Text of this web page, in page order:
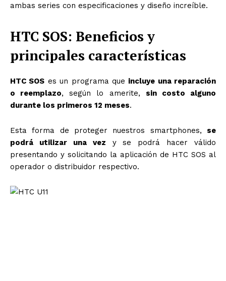
ambas series con especificaciones y diseño increíble.
HTC SOS: Beneficios y
principales características
HTC SOS es un programa que incluye una reparación
o reemplazo, según lo amerite, sin costo alguno
durante los primeros 12 meses.
Esta forma de proteger nuestros smartphones, se
podrá utilizar una vez y se podrá hacer válido
presentando y solicitando la aplicación de HTC SOS al
operador o distribuidor respectivo.